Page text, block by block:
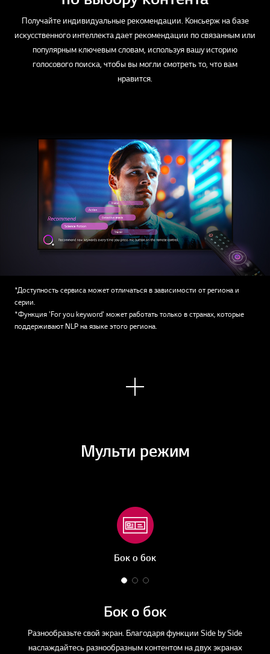
Получайте индивидуальные рекомендации. Консьерж на базе
искусственного интеллекта дает рекомендации по связанным или
популярным ключевым словам, используя вашу историю
голосового поиска, чтобы вы могли смотреть то, что вам
нравится.
*Доступность сервиса может отличаться в зависимости от региона и
серии.
*Функция 'For you keyword' может работать только в странах, которые
поддерживают NLP на языке этого региона.
Узна
ть
Мульти режим
Бок о бок
1
f
3
2
f
3
3
f
3
Бок о бок
Разнообразьте свой экран. Благодаря функции Side by Side
наслаждайтесь разнообразным контентом на двух экранах